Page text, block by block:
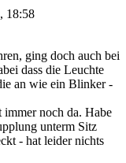
18:58
ging doch auch bei
dass die Leuchte
an wie ein Blinker -
immer noch da. Habe
unterm Sitz
- hat leider nichts